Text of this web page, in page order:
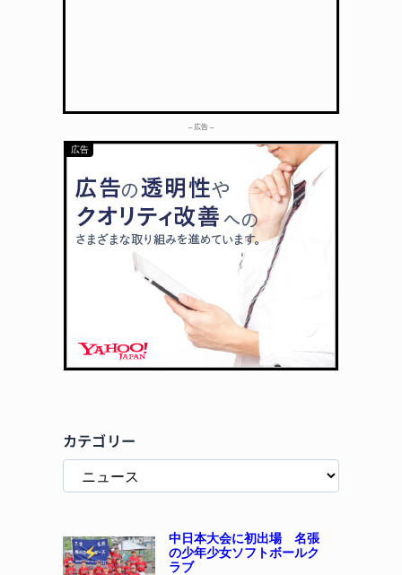
– 広告 –
カテゴリー
中日本大会に初出場 名張
の少年少女ソフトボールク
ラブ